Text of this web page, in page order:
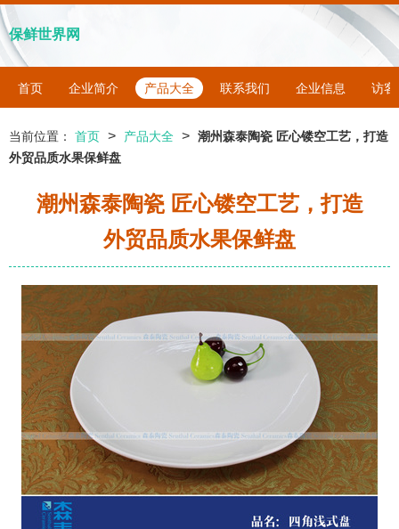
保鲜世界网
首页 企业简介 产品大全 联系我们 企业信息 访客
当前位置： 首页 > 产品大全 > 潮州森泰陶瓷 匠心镂空工艺，打造
外贸品质水果保鲜盘
潮州森泰陶瓷 匠心镂空工艺，打造
外贸品质水果保鲜盘